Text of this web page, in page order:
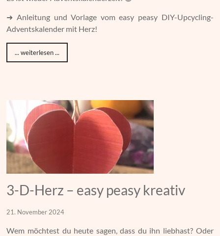
➜ Anleitung und Vorlage vom easy peasy DIY-Upcycling-
Adventskalender mit Herz!
... weiterlesen ...
3-D-Herz – easy peasy kreativ
21. November 2024
Wem möchtest du heute sagen, dass du ihn liebhast? Oder